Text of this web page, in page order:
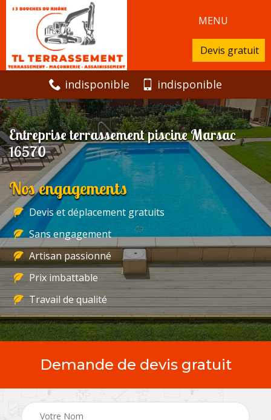
MENU
Devis gratuit
indisponible indisponible
Entreprise terrassement piscine Marsac
16570
Nos engagements
Devis et déplacement gratuits
Sans engagement
Artisan passionné
Prix imbattable
Travail de qualité
Demande de devis gratuit